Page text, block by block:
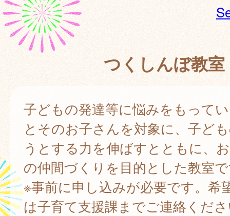
つくしんぼ教室
子どもの発達等に悩みをもって
とそのお子さんを対象に、子ど
うとする力を伸ばすとともに、
の仲間づくりを目的とした教室
※事前に申し込みが必要です。希
は子育て支援課までご連絡くだ